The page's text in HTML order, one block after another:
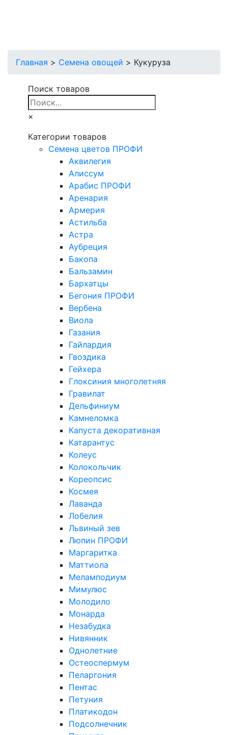
Главная > Семена овощей > Кукуруза
Поиск товаров
×
Категории товаров
Cемена цветов ПРОФИ
Аквилегия
Алиссум
Арабис ПРОФИ
Аренария
Армерия
Астильба
Астра
Аубреция
Бакопа
Бальзамин
Бархатцы
Бегония ПРОФИ
Вербена
Виола
Газания
Гайлардия
Гвоздика
Гейхера
Глоксиния многолетняя
Гравилат
Дельфиниум
Камнеломка
Капуста декоративная
Катарантус
Колеус
Колокольчик
Кореопсис
Космея
Лаванда
Лобелия
Львиный зев
Люпин ПРОФИ
Маргаритка
Маттиола
Меламподиум
Мимулюс
Молодило
Монарда
Незабудка
Нивянник
Однолетние
Остеоспермум
Пеларгония
Пентас
Петуния
Платикодон
Подсолнечник